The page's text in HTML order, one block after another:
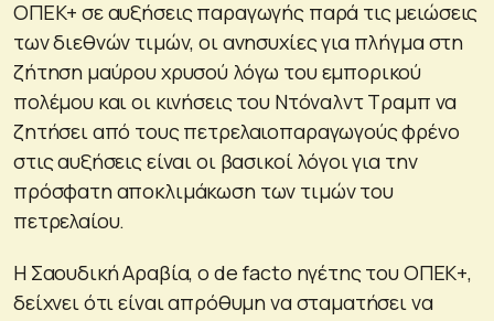
ΟΠΕΚ+ σε αυξήσεις παραγωγής παρά τις μειώσεις
των διεθνών τιμών, οι ανησυχίες για πλήγμα στη
ζήτηση μαύρου χρυσού λόγω του εμπορικού
πολέμου και οι κινήσεις του Ντόναλντ Τραμπ να
ζητήσει από τους πετρελαιοπαραγωγούς φρένο
στις αυξήσεις είναι οι βασικοί λόγοι για την
πρόσφατη αποκλιμάκωση των τιμών του
πετρελαίου.
Η Σαουδική Αραβία, ο de facto ηγέτης του ΟΠΕΚ+,
δείχνει ότι είναι απρόθυμη να σταματήσει να